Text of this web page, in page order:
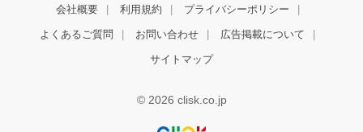
会社概要 利用規約 プライバシーポリシー
よくあるご質問 お問い合わせ 広告掲載について
サイトマップ
© 2026 clisk.co.jp